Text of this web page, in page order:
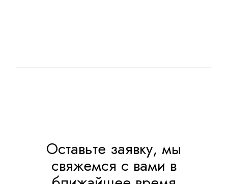
Оставьте заявку, мы
свяжемся с вами в